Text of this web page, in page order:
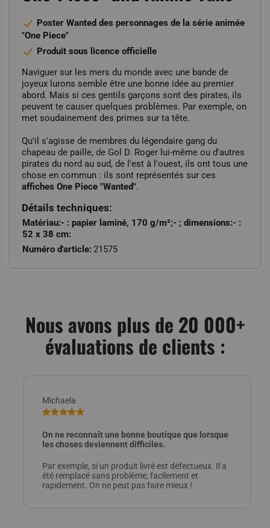
Poster Wanted des personnages de la série animée
"One Piece"
Produit sous licence officielle
Naviguer sur les mers du monde avec une bande de
joyeux lurons semble être une bonne idée au premier
abord. Mais si ces gentils garçons sont des pirates, ils
peuvent te causer quelques problèmes. Par exemple, on
met soudainement des primes sur ta tête.
Qu'il s'agisse de membres du légendaire gang du
chapeau de paille, de Gol D. Roger lui-même ou d'autres
pirates du nord au sud, de l'est à l'ouest, ils ont tous une
chose en commun : ils sont représentés sur ces
affiches One Piece "Wanted".
Détails techniques:
Matériau:- : papier laminé, 170 g/m²;- ; dimensions:- :
52 x 38 cm:
Numéro d'article: 21575
Nous avons plus de 20 000+
évaluations de clients :
Michaela
On ne reconnaît une bonne boutique que lorsque
les choses deviennent difficiles.
Par exemple, si un produit livré est défectueux. Il a
été remplacé sans problème, facilement et
rapidement. On ne peut pas faire mieux !